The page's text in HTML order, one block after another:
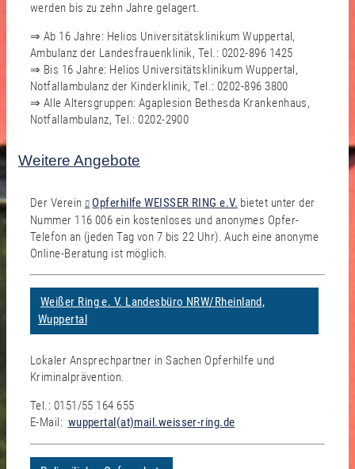
werden bis zu zehn Jahre gelagert.
⇒ Ab 16 Jahre: Helios Universitätsklinikum Wuppertal,
Ambulanz der Landesfrauenklinik, Tel.: 0202-896 1425
⇒ Bis 16 Jahre: Helios Universitätsklinikum Wuppertal,
Notfallambulanz der Kinderklinik, Tel.: 0202-896 3800
⇒ Alle Altersgruppen: Agaplesion Bethesda Krankenhaus,
Notfallambulanz, Tel.: 0202-2900
Weitere Angebote
Der Verein Opferhilfe WEISSER RING e.V. bietet unter der
Nummer 116 006 ein kostenloses und anonymes Opfer-
Telefon an (jeden Tag von 7 bis 22 Uhr). Auch eine anonyme
Online-Beratung ist möglich.
Weißer Ring e. V. Landesbüro NRW/Rheinland,
Wuppertal
Lokaler Ansprechpartner in Sachen Opferhilfe und
Kriminalprävention.
Tel.: 0151/55 164 655
E-Mail: wuppertal(at)mail.weisser-ring.de